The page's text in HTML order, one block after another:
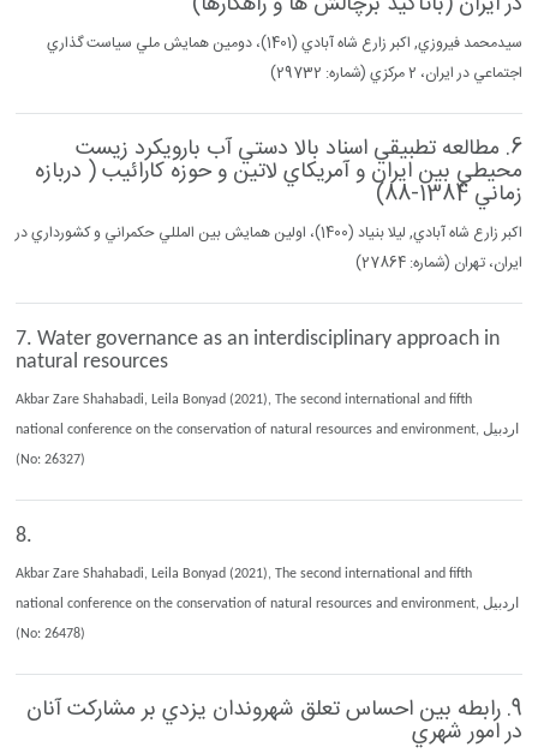
سيدمحمد فيروزي, اكبر زارع شاه آبادي (1401)، دومين همايش ملي سياست گذاري
اجتماعي در ايران، 2 مركزي (شماره: 29732)
6. مطالعه تطبيقي اسناد بالا دستي آب بارويكرد زيست
محيطي بين ايران و آمريكاي لاتين و حوزه كارائيب ( دربازه
زماني 1384-88)
اكبر زارع شاه آبادي, ليلا بنياد (1400)، اولين همايش بين المللي حكمراني و كشورداري در
ايران، تهران (شماره: 27864)
7. Water governance as an interdisciplinary approach in
natural resources
Akbar Zare Shahabadi, Leila Bonyad (2021), The second international and fifth
national conference on the conservation of natural resources and environment, اردبيل
(No: 26327)
8.
Akbar Zare Shahabadi, Leila Bonyad (2021), The second international and fifth
national conference on the conservation of natural resources and environment, اردبيل
(No: 26478)
9. رابطه بين احساس تعلق شهروندان يزدي بر مشاركت آنان
در امور شهري